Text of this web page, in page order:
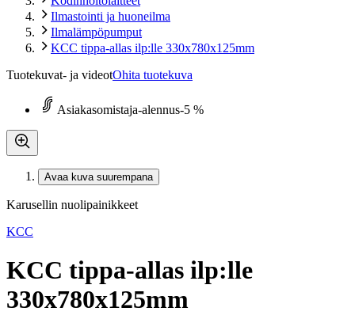
Ilmastointi ja huoneilma
Ilmalämpöpumput
KCC tippa-allas ilp:lle 330x780x125mm
Tuotekuvat- ja videotOhita tuotekuva
Asiakasomistaja-alennus-5 %
Avaa kuva suurempana
Karusellin nuolipainikkeet
KCC
KCC tippa-allas ilp:lle
330x780x125mm